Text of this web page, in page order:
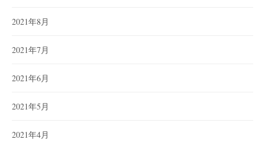
2021年8月
2021年7月
2021年6月
2021年5月
2021年4月